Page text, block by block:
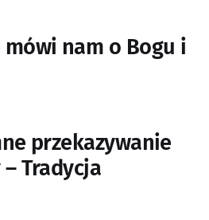
mówi nam o Bogu i
przekazywanie
Tradycja